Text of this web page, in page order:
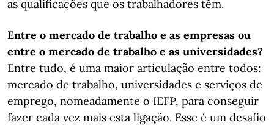
as qualificações que os trabalhadores têm.
Entre o mercado de trabalho e as empresas ou
entre o mercado de trabalho e as universidades?
Entre tudo, é uma maior articulação entre todos:
mercado de trabalho, universidades e serviços de
emprego, nomeadamente o IEFP, para conseguir
fazer cada vez mais esta ligação. Esse é um desafio